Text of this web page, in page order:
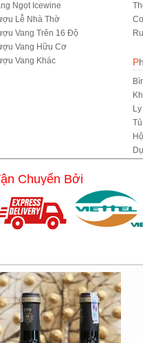
Ngọt Icewine
Lễ Nhà Thờ
Vang Trên 16 Độ
Vang Hữu Cơ
Vang Khác
Chuyển Bởi